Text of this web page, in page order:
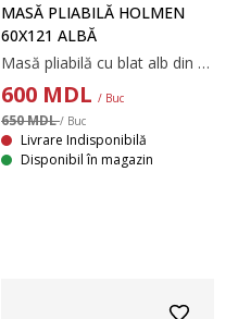
MASĂ PLIABILĂ HOLMEN
60X121 ALBĂ
Masă pliabilă cu blat alb din plastic cu protecție UV. Cadru și picioare din oțel vopsit cu pulbere. Masa poate fi pliată și depozitată cu ușurință. 60x121x74 cm
600 MDL / Buc
650 MDL/ Buc
Livrare Indisponibilă
Disponibil în magazin